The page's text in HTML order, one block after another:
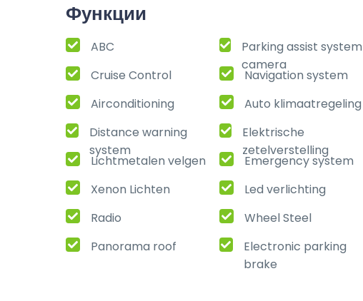
Функции
ABC
Parking assist system
camera
Cruise Control Navigation system
Airconditioning
Auto klimaatregeling
Distance warning
system
Elektrische
zetelverstelling
Lichtmetalen velgen
Emergency system
Xenon Lichten
Led verlichting
Radio
Wheel Steel
Panorama roof
Electronic parking
brake